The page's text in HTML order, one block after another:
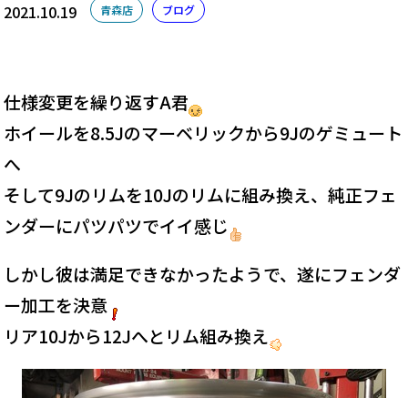
2021.10.19 青森店 ブログ
仕様変更を繰り返すA君
ホイールを8.5Jのマーベリックから9Jのゲミュート
へ
そして9Jのリムを10Jのリムに組み換え、純正フェ
ンダーにパツパツでイイ感じ
しかし彼は満足できなかったようで、遂にフェンダ
ー加工を決意
リア10Jから12Jへとリム組み換え